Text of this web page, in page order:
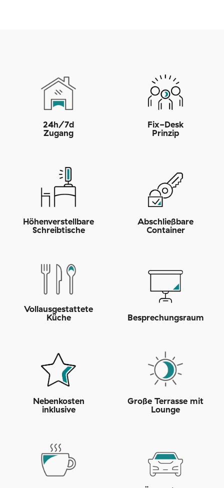
24h/7d
Zugang
Fix-Desk
Prinzip
Höhenverstellbare
Schreibtische
Abschließbare
Container
Vollausgestattete
Küche
Besprechungsraum
Nebenkosten
inklusive
Große Terrasse mit
Lounge